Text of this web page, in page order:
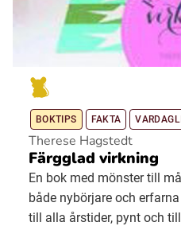
BOKTIPS FAKTA
Therese Hagstedt
Färgglad virkning
En bok med mönster till
både nybörjare och
till alla årstider, pynt och